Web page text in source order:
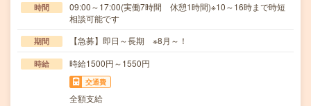
時間
09:00～17:00(実働7時間 休憩1時間)※10～16時まで時短
相談可能です
期間 【急募】即日～長期 ※8月～！
時給 時給1500円～1550円
交通費
全額支給